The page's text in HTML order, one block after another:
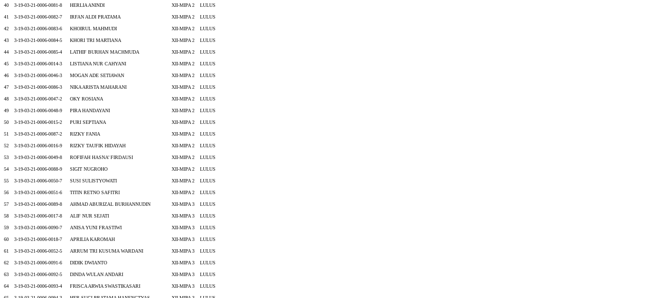
40 3-19-03-21-0006-0081-8 HERLIA ANINDI XII-MIPA 2 LULUS
41 3-19-03-21-0006-0082-7 IRFAN ALDI PRATAMA XII-MIPA 2 LULUS
42 3-19-03-21-0006-0083-6 KHOIRUL MAHMUDI XII-MIPA 2 LULUS
43 3-19-03-21-0006-0084-5 KHORI TRI MARTIANA XII-MIPA 2 LULUS
44 3-19-03-21-0006-0085-4 LATHIF BURHAN MACHMUDA XII-MIPA 2 LULUS
45 3-19-03-21-0006-0014-3 LISTIANA NUR CAHYANI XII-MIPA 2 LULUS
46 3-19-03-21-0006-0046-3 MOGAN ADE SETIAWAN XII-MIPA 2 LULUS
47 3-19-03-21-0006-0086-3 NIKA ARISTA MAHARANI XII-MIPA 2 LULUS
48 3-19-03-21-0006-0047-2 OKY ROSIANA XII-MIPA 2 LULUS
49 3-19-03-21-0006-0048-9 PIRA HANDAYANI XII-MIPA 2 LULUS
50 3-19-03-21-0006-0015-2 PURI SEPTIANA XII-MIPA 2 LULUS
51 3-19-03-21-0006-0087-2 RIZKY FANIA XII-MIPA 2 LULUS
52 3-19-03-21-0006-0016-9 RIZKY TAUFIK HIDAYAH XII-MIPA 2 LULUS
53 3-19-03-21-0006-0049-8 ROFIFAH HASNA’ FIRDAUSI XII-MIPA 2 LULUS
54 3-19-03-21-0006-0088-9 SIGIT NUGROHO XII-MIPA 2 LULUS
55 3-19-03-21-0006-0050-7 SUSI SULISTYOWATI XII-MIPA 2 LULUS
56 3-19-03-21-0006-0051-6 TITIN RETNO SAFITRI XII-MIPA 2 LULUS
57 3-19-03-21-0006-0089-8 AHMAD ABURIZAL BURHANNUDIN XII-MIPA 3 LULUS
58 3-19-03-21-0006-0017-8 ALIF NUR SEJATI XII-MIPA 3 LULUS
59 3-19-03-21-0006-0090-7 ANISA YUNI FRASTIWI XII-MIPA 3 LULUS
60 3-19-03-21-0006-0018-7 APRILIA KAROMAH XII-MIPA 3 LULUS
61 3-19-03-21-0006-0052-5 ARRUM TRI KUSUMA WARDANI XII-MIPA 3 LULUS
62 3-19-03-21-0006-0091-6 DIDIK DWIANTO XII-MIPA 3 LULUS
63 3-19-03-21-0006-0092-5 DINDA WULAN ANDARI XII-MIPA 3 LULUS
64 3-19-03-21-0006-0093-4 FRISCA ARWIA SWASTIKASARI XII-MIPA 3 LULUS